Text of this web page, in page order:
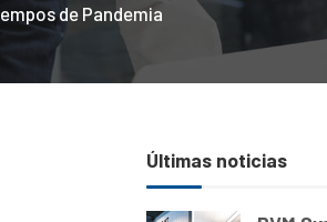
de Pandemia
Últimas noticias